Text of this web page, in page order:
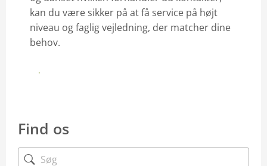
kan du være sikker på at få service på højt
niveau og faglig vejledning, der matcher dine
behov.
Find afdelinger
Find os